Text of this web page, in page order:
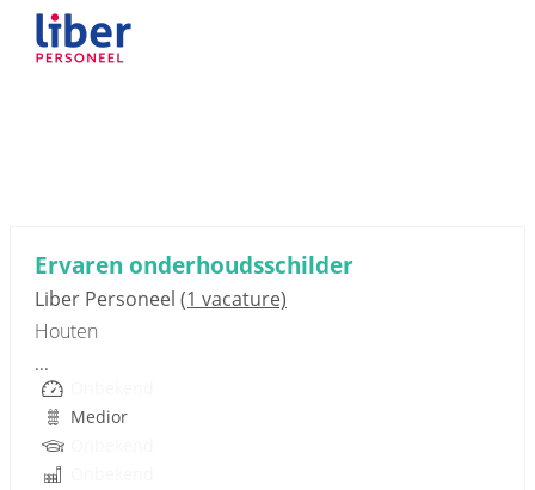
Ervaren onderhoudsschilder
Liber Personeel (1 vacature)
Houten
...
Medior